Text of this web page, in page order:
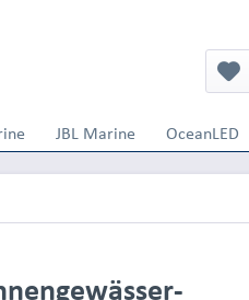
JBL Marine OceanLED